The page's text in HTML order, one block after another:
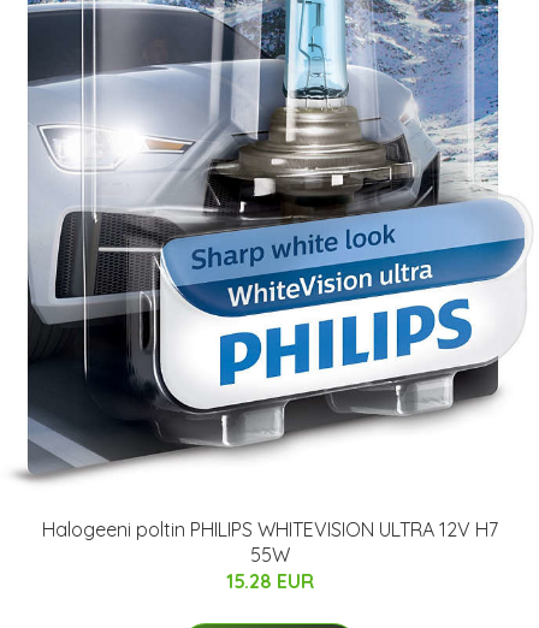
Halogeeni poltin PHILIPS WHITEVISION ULTRA 12V H7
55W
15.28 EUR